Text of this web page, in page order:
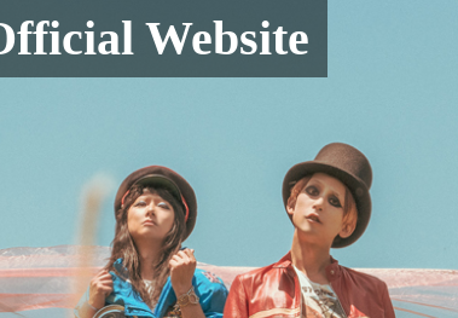
Website